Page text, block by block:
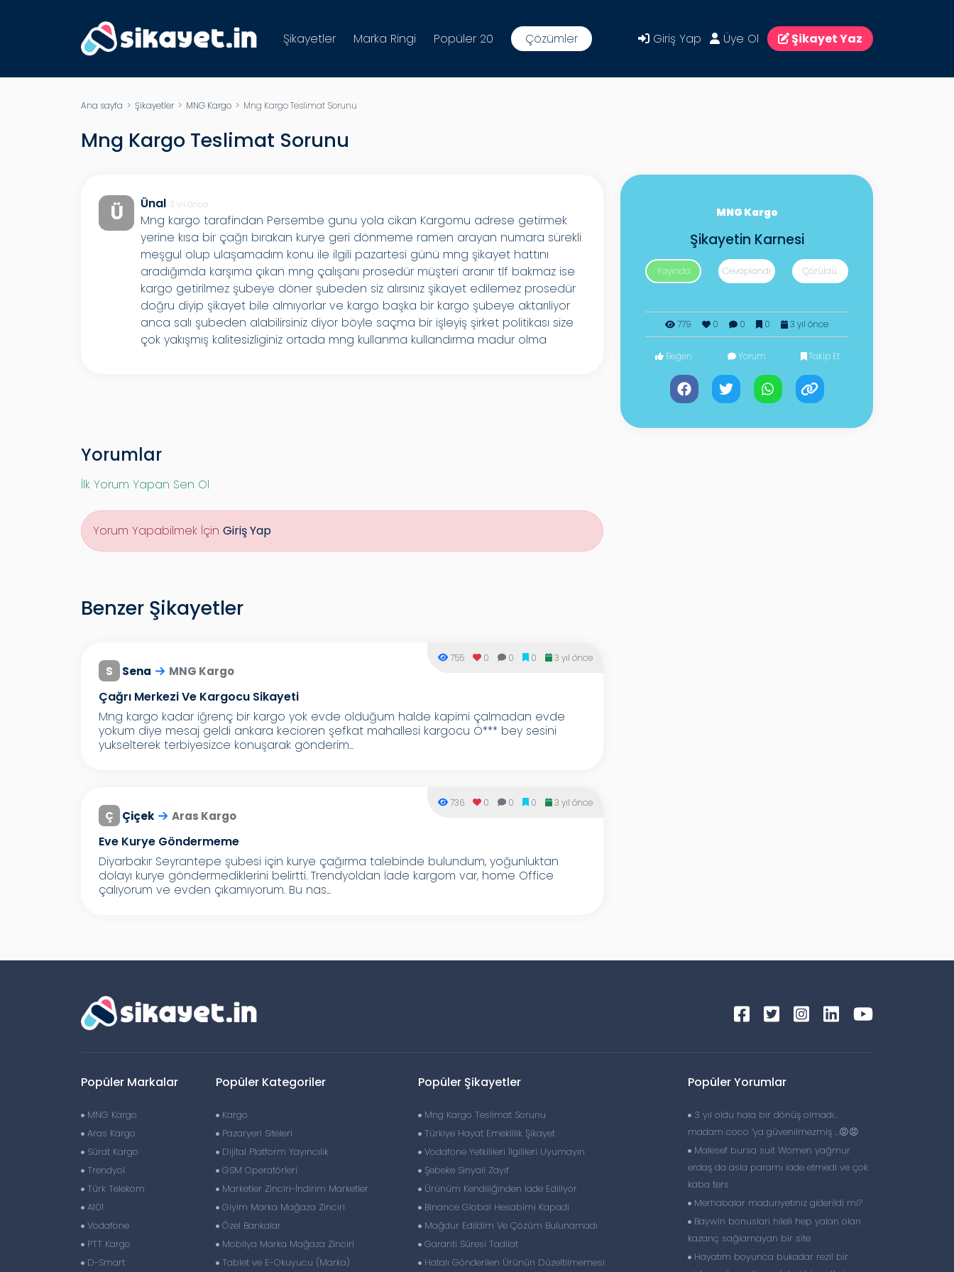
Şikayetler Marka Ringi Popüler 20 Çözümler Giriş Yap Üye Ol Şikayet Yaz
Ana sayfa > Şikayetler> MNG Kargo > Mng Kargo Teslimat Sorunu
Mng Kargo Teslimat Sorunu
Ü Ünal 3 yıl önce
Mng kargo tarafindan Persembe gunu yola cikan Kargomu adrese getirmek
yerine kısa bir çağrı bırakan kurye geri dönmeme ramen arayan numara sürekli
meşgul olup ulaşamadım konu ile ilgili pazartesi günü mng şikayet hattını
aradığımda karşıma çıkan mng çalışanı prosedür müşteri aranır tlf bakmaz ise
kargo getirilmez şubeye döner şubeden siz alırsınız şikayet edilemez prosedür
doğru diyip şikayet bile almıyorlar ve kargo başka bir kargo şubeye aktarıliyor
anca salı şubeden alabilirsiniz diyor böyle saçma bir işleyiş şirket politikası size
çok yakışmış kalitesizliginiz ortada mng kullanma kullandırma madur olma
MNG Kargo
Şikayetin Karnesi
Yayında Cevaplandı Çözüldü
779 0 0 0 3 yıl önce
Beğen Yorum Takip Et
Yorumlar
İlk Yorum Yapan Sen Ol
Yorum Yapabilmek İçin Giriş Yap
Benzer Şikayetler
S Sena MNG Kargo
Çağrı Merkezi Ve Kargocu Sikayeti
755 0 0 0 3 yıl önce
Mng kargo kadar iğrenç bir kargo yok evde olduğum halde kapimi çalmadan evde
yokum diye mesaj geldi ankara kecioren şefkat mahallesi kargocu Ö*** bey sesini
yukselterek terbiyesizce konuşarak gönderim...
Ç Çiçek Aras Kargo
Eve Kurye Göndermeme
736 0 0 0 3 yıl önce
Diyarbakır Seyrantepe şubesi için kurye çağırma talebinde bulundum, yoğunluktan
dolayı kurye göndermediklerini belirtti. Trendyoldan İade kargom var, home Office
çalıyorum ve evden çıkamıyorum. Bu nas...
Popüler Markalar
MNG Kargo
Aras Kargo
Sürat Kargo
Trendyol
Türk Telekom
A101
Vodafone
PTT Kargo
D-Smart
Popüler Kategoriler
Kargo
Pazaryeri Siteleri
Dijital Platform Yayıncılık
GSM Operatörleri
Marketler Zinciri-İndirim Marketler
Giyim Marka Mağaza Zinciri
Özel Bankalar
Mobilya Marka Mağaza Zinciri
Tablet ve E-Okuyucu (Marka)
Popüler Şikayetler
Mng Kargo Teslimat Sorunu
Türkiye Hayat Emeklilik Şikayet
Vodafone Yetkilileri İlgilileri Uyumayın
Şebeke Sinyali Zayıf
Ürünüm Kendiliğinden Iade Ediliyor
Binance Global Hesabimi Kapadi
Mağdur Edildim Ve Çözüm Bulunamadı
Garanti Süresi Tadilat
Hatalı Gönderilen Ürünün Düzeltilmemesi
Popüler Yorumlar
3 yıl oldu hala bir dönüş olmadı…
madam coco ‘ya güvenilmezmiş …😡😡
Malesef bursa suit Women yağmur
erdaş da asla paramı iade etmedi ve çok
kaba ters
Merhabalar maduriyetiniz giderildi mi?
Baywin bonuslari hileli hep yalan olan
kazanç sağlamayan bir site
Hayatım boyunca bukadar rezil bir